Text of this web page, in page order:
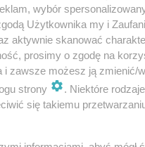
infrastrukturalne,
wiceprezes
mogli
Cieszę się też, że
które będą
lat 21 odbędą się w
wybór
Użytkownika my i
aktywnie skanować
prosimy o zgodę na
i zawsze możesz ją
strony
. Niektóre
się takiemu